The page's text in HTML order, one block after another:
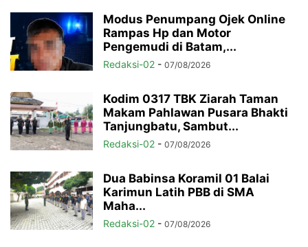
Modus Penumpang Ojek Online
Rampas Hp dan Motor
Pengemudi di Batam,...
Redaksi-02 - 07/08/2026
Kodim 0317 TBK Ziarah Taman
Makam Pahlawan Pusara Bhakti
Tanjungbatu, Sambut...
Redaksi-02 - 07/08/2026
Dua Babinsa Koramil 01 Balai
Karimun Latih PBB di SMA
Maha...
Redaksi-02 - 07/08/2026